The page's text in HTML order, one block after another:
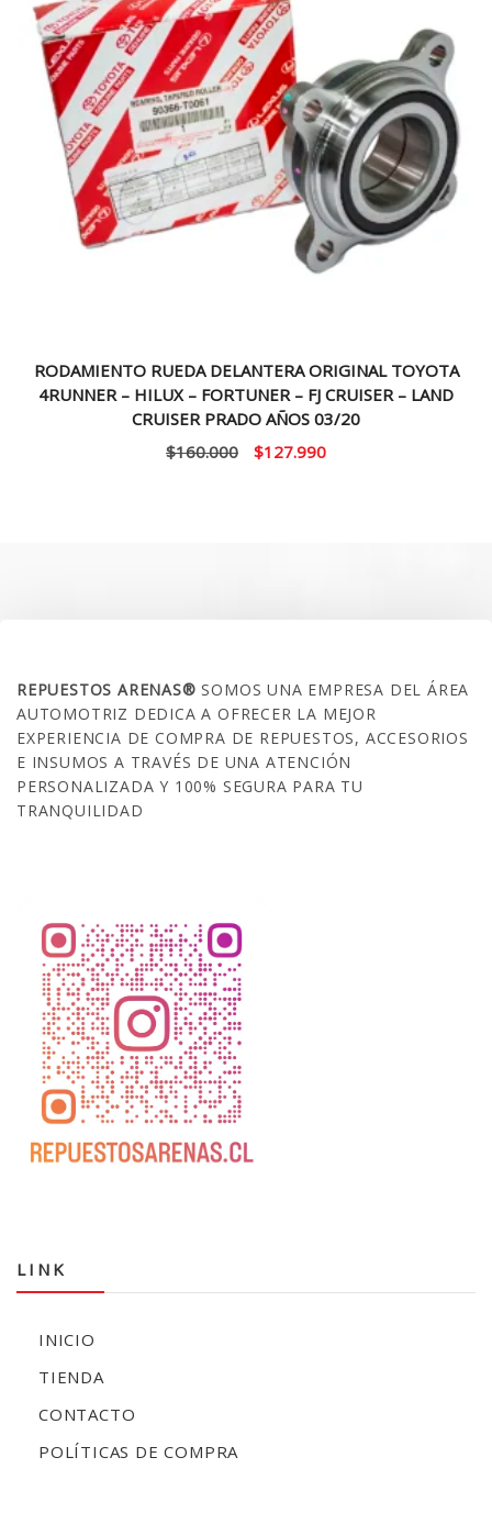
RODAMIENTO RUEDA DELANTERA ORIGINAL TOYOTA
4RUNNER – HILUX – FORTUNER – FJ CRUISER – LAND
CRUISER PRADO AÑOS 03/20
$160.000
El
$127.990El
REPUESTOS ARENAS®SOMOS UNA EMPRESA DEL ÁREA
AUTOMOTRIZ DEDICA A OFRECER LA MEJOR
EXPERIENCIA DE COMPRA DE REPUESTOS, ACCESORIOS
E INSUMOS A TRAVÉS DE UNA ATENCIÓN
PERSONALIZADA Y 100% SEGURA PARA TU
TRANQUILIDAD
LINK
INICIO
TIENDA
CONTACTO
POLÍTICAS DE COMPRA